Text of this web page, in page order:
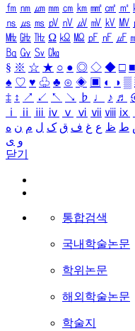
㎙ ㎚ ㎛ ㎜ ㎝ ㎞ ㎟ ㎠ ㎡
㎱ ㎲ ㎳ ㎴ ㎵ ㎶ ㎷ ㎸ ㎹
㎒ ㎓ ㎔ Ω ㏀ ㏁ ㎊ ㎋ ㎌
㏃ ㏉ ㏜ ㏆
§ ※ ☆ ★ ○ ● ◎ ◇ ◆ □ ■
♠ ♡ ♥ ♧ ♣ ⊙ ◈ ▣ ◐ ◑ ▒
‡ ↕ ↗ ↙ ↖ ↘ ♭ ♩ ♪ ♬
ⅰ
ⅱ ⅲ ⅳ ⅴ ⅵ ⅶ ⅷ ⅸ
ط ظ ع غ ف ق ک ل م ن ه
و ی
닫기
통합검색
국내학술논문
학위논문
해외학술논문
학술지